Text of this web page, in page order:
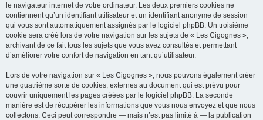
le navigateur internet de votre ordinateur. Les deux premiers cookies ne
contiennent qu’un identifiant utilisateur et un identifiant anonyme de session
qui vous sont automatiquement assignés par le logiciel phpBB. Un troisième
cookie sera créé lors de votre navigation sur les sujets de « Les Cigognes »,
archivant de ce fait tous les sujets que vous avez consultés et permettant
d’améliorer votre confort de navigation en tant qu’utilisateur.
Lors de votre navigation sur « Les Cigognes », nous pouvons également créer
une quatrième sorte de cookies, externes au document qui est prévu pour
couvrir uniquement les pages créées par le logiciel phpBB. La seconde
manière est de récupérer les informations que vous nous envoyez et que nous
collectons. Ceci peut correspondre — mais n’est pas limité à — la publication